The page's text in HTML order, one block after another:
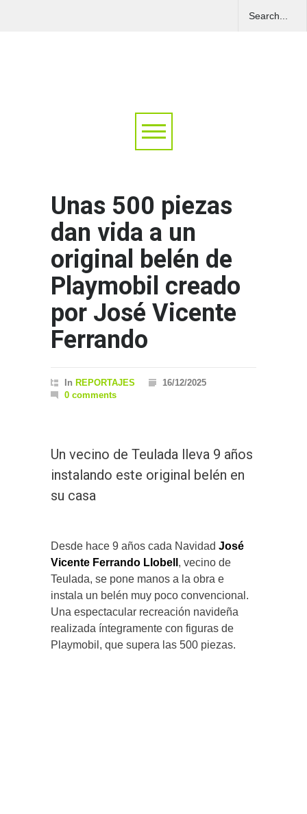
Unas 500 piezas
dan vida a un
original belén de
Playmobil creado
por José Vicente
Ferrando
In REPORTAJES
16/12/2025
0 comments
Un vecino de Teulada lleva 9 años
instalando este original belén en
su casa
Desde hace 9 años cada Navidad José
Vicente Ferrando Llobell , vecino de
Teulada, se pone manos a la obra e
instala un belén muy poco convencional.
Una espectacular recreación navideña
realizada íntegramente con figuras de
Playmobil, que supera las 500 piezas.